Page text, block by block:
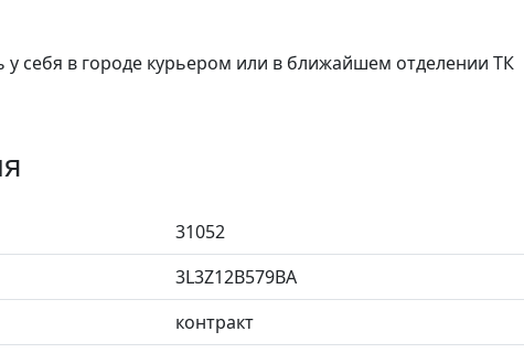
у себя в городе курьером или в ближайшем отделении ТК
31052
3L3Z12B579BA
контракт